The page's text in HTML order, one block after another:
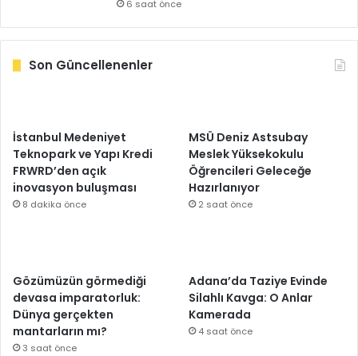
6 saat önce
Son Güncellenenler
İstanbul Medeniyet
Teknopark ve Yapı Kredi
FRWRD’den açık
inovasyon buluşması
8 dakika önce
MSÜ Deniz Astsubay
Meslek Yüksekokulu
Öğrencileri Geleceğe
Hazırlanıyor
2 saat önce
Gözümüzün görmediği
devasa imparatorluk:
Dünya gerçekten
mantarların mı?
3 saat önce
Adana’da Taziye Evinde
Silahlı Kavga: O Anlar
Kamerada
4 saat önce